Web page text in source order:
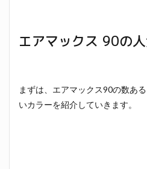
エアマックス 90の
まずは、エアマックス90の数あ
いカラーを紹介していきます。